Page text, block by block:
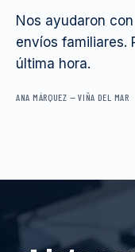
Nos ayudaron
envíos familiares.
última hora.
ANA MÁRQUEZ —VIÑA DEL MAR